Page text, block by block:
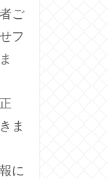
ご
フ
ま
に